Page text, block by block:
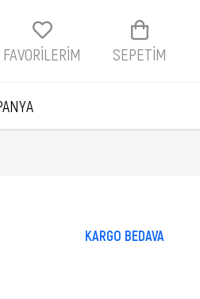
SEPETIM
FAVORİLERİM
KARGO BEDAVA